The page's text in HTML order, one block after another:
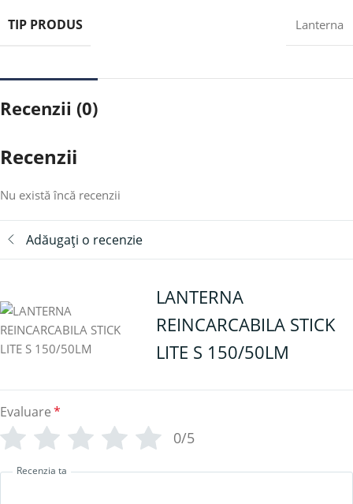
TIP PRODUS Lanterna
Recenzii (0)
Recenzii
Nu există încă recenzii
Adăugați o recenzie
LANTERNA
REINCARCABILA STICK
LITE S 150/50LM
Evaluare*
0/5
Recenzia ta